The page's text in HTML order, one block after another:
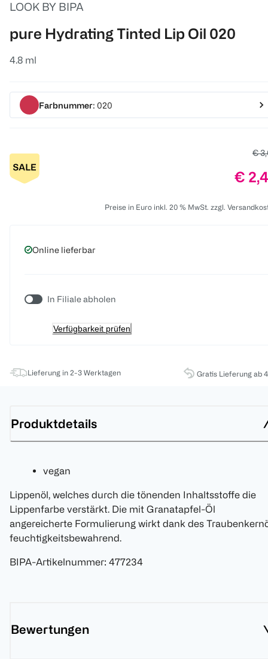
LOOK BY BIPA
pure Hydrating Tinted Lip Oil 020
4.8 ml
Farbnummer: 020
€
€
Preise in Euro inkl. 20 % MwSt. zzgl.
Online lieferbar
In Filiale abholen
Verfügbarkeit prüfen
Lieferung in 2-3 Werktagen Gratis Lieferung ab
Produktdetails
vegan
Lippenöl, welches durch die tönenden Inhaltsstoffe die
Lippenfarbe verstärkt. Die mit Granatapfel-Öl
angereicherte Formulierung wirkt dank des
feuchtigkeitsbewahrend.
BIPA-Artikelnummer: 477234
Bewertungen